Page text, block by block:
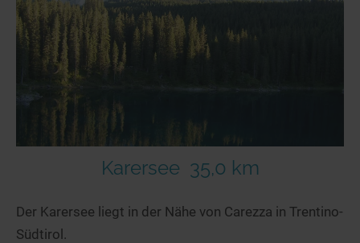
Karersee 35,0 km
Der Karersee liegt in der Nähe von Carezza in Trentino-
Südtirol.